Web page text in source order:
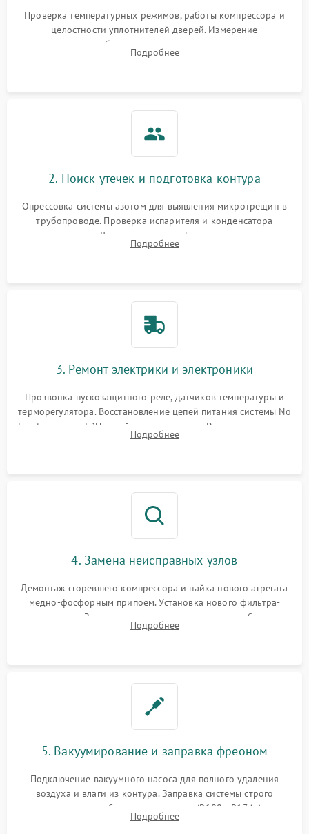
работе
2000 ₽ Подробнее →
1000 ₽
1800 ₽
Проверка температурных режимов, работы компрессора и
целостности уплотнителей дверей. Измерение
сопротивления обмоток мотора, проверка термостата и
считывание кодов ошибок с электронного дисплея.
Подробнее
2. Поиск утечек и подготовка контура
Опрессовка системы азотом для выявления микротрещин в
трубопроводе. Проверка испарителя и конденсатора
течеискателем. Демонтаж старого фильтра-осушителя и
продувка капиллярной трубки для устранения засоров.
Подробнее
3. Ремонт электрики и электроники
Прозвонка пускозащитного реле, датчиков температуры и
терморегулятора. Восстановление цепей питания системы No
Frost, включая ТЭН оттайки и вентилятор. Ремонт или замена
платы управления при сбоях алгоритмов.
Подробнее
4. Замена неисправных узлов
Демонтаж сгоревшего компрессора и пайка нового агрегата
медно-фосфорным припоем. Установка нового фильтра-
осушителя. Замена изношенных вентиляторов обдува,
сломанных заслонок или поврежденных дверных петель.
Подробнее
5. Вакуумирование и заправка фреоном
Подключение вакуумного насоса для полного удаления
воздуха и влаги из контура. Заправка системы строго
дозированным объемом хладагента (R600a, R134a) по
электронным весам. Контроль рабочего давления в системе.
Подробнее